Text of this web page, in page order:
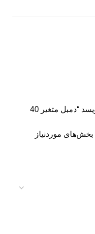
اولین کسی باشید که دیدگاهی می نویسد “دمبل متغیر 40
بخش‌های موردنیاز